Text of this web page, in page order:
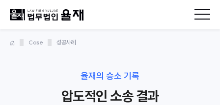
율재의 승소 기록
압도적인 소송 결과
Case 성공사례